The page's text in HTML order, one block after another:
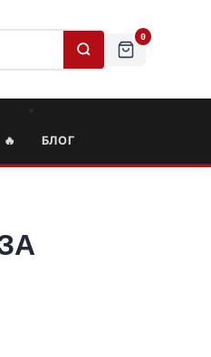
0
БЛОГ